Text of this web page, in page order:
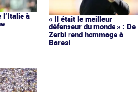
l’Italie à
« Il était le meilleur
défenseur du monde » : De
Zerbi rend hommage à
Baresi